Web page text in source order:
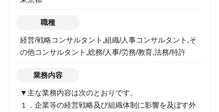
職種
経営/戦略コンサルタント,組織/人事コンサルタント,そ
の他コンサルタント,総務/人事/労務/教育,法務/特許
業務内容
▼主な業務内容は次のとおりです。
１．企業等の経営戦略及び組織体制に影響を及ぼす外